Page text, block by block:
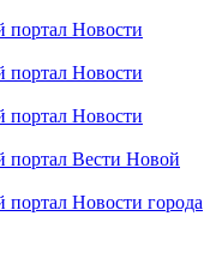
портал Новости
портал Новости
портал Новости
портал Вести Новой
Новости города